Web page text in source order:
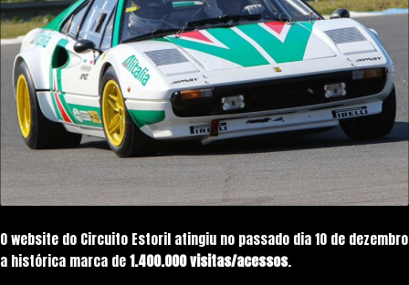
O website do Circuito Estoril atingiu no passado dia 10 de dezembro
a histórica marca de1.400.000 visitas/acessos.